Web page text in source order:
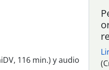
116 min.) y audio